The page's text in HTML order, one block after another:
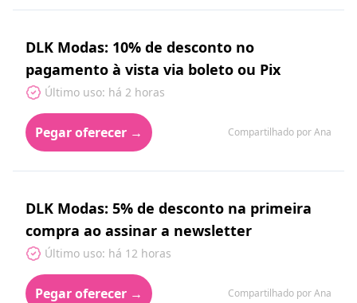
DLK Modas: 10% de desconto no
pagamento à vista via boleto ou Pix
Último uso: há 2 horas
Pegar oferecer → Compartilhado por Ana
DLK Modas: 5% de desconto na primeira
compra ao assinar a newsletter
Último uso: há 12 horas
Pegar oferecer → Compartilhado por Ana